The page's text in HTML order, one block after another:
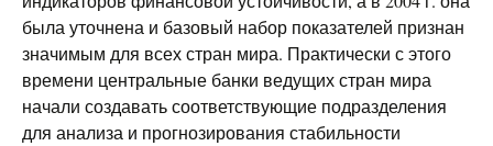
была уточнена и базовый набор показателей признан
значимым для всех стран мира. Практически с этого
времени центральные банки ведущих стран мира
начали создавать соответствующие подразделения
для анализа и прогнозирования стабильности